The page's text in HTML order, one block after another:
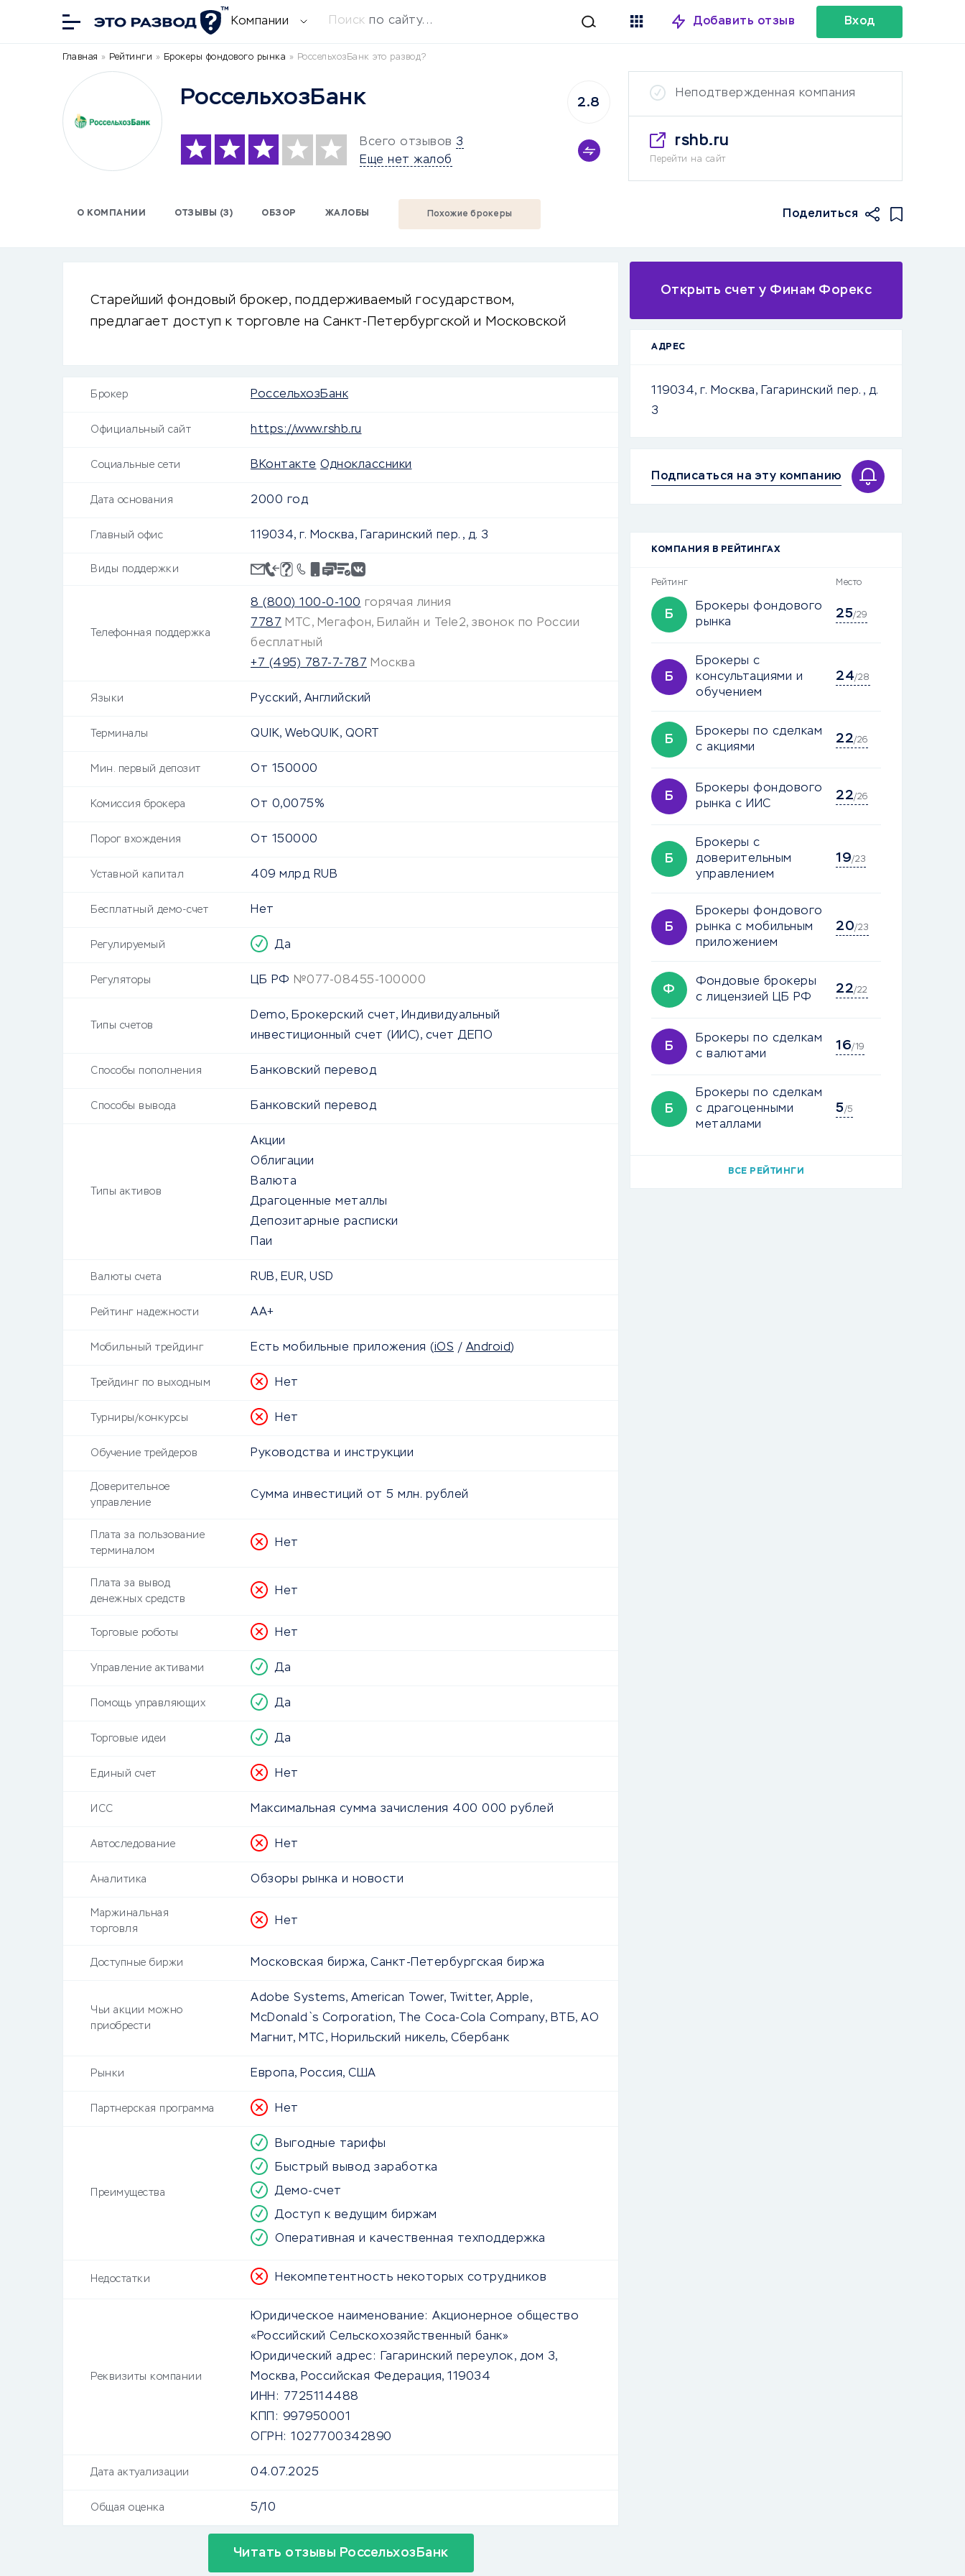
Компании Поиск по сайту... Добавить отзыв Вход
Главная » Рейтинги » Брокеры фондового рынка » РоссельхозБанк это развод?
РоссельхозБанк
Всего отзывов 3
Еще нет жалоб
2.8
Неподтвержденная компания
rshb.ru
Перейти на сайт
О КОМПАНИИ ОТЗЫВЫ (3) ОБЗОР ЖАЛОБЫ Похожие брокеры Поделиться
Старейший фондовый брокер, поддерживаемый государством,
предлагает доступ к торговле на Санкт-Петербургской и Московской
Брокер РоссельхозБанк
Официальный сайт https://www.rshb.ru
Социальные сети ВКонтакте Одноклассники
Дата основания 2000 год
Главный офис 119034, г. Москва, Гагаринский пер., д. 3
Виды поддержки
Телефонная поддержка
8 (800) 100-0-100 горячая линия
7787 МТС, Мегафон, Билайн и Tele2, звонок по России
бесплатный
+7 (495) 787-7-787 Москва
Языки Русский, Английский
Терминалы QUIK, WebQUIK, QORT
Мин. первый депозит От 150000
Комиссия брокера От 0,0075%
Порог вхождения От 150000
Уставной капитал 409 млрд RUB
Бесплатный демо-счет Нет
Регулируемый Да
Регуляторы ЦБ РФ №077-08455-100000
Типы счетов
Demo, Брокерский счет, Индивидуальный
инвестиционный счет (ИИС), счет ДЕПО
Способы пополнения Банковский перевод
Способы вывода Банковский перевод
Типы активов
Акции
Облигации
Валюта
Драгоценные металлы
Депозитарные расписки
Паи
Валюты счета RUB, EUR, USD
Рейтинг надежности AA+
Мобильный трейдинг Есть мобильные приложения (iOS / Android)
Трейдинг по выходным Нет
Турниры/конкурсы Нет
Обучение трейдеров Руководства и инструкции
Доверительное
управление
Сумма инвестиций от 5 млн. рублей
Плата за пользование
терминалом
Нет
Плата за вывод
денежных средств
Нет
Торговые роботы Нет
Управление активами Да
Помощь управляющих Да
Торговые идеи Да
Единый счет Нет
ИСС Максимальная сумма зачисления 400 000 рублей
Автоследование Нет
Аналитика Обзоры рынка и новости
Маржинальная
торговля
Нет
Доступные биржи Московская биржа, Санкт-Петербургская биржа
Чьи акции можно
приобрести
Adobe Systems, American Tower, Twitter, Apple,
McDonald`s Corporation, The Coca-Cola Company, ВТБ, АО
Магнит, МТС, Норильский никель, Сбербанк
Рынки Европа, Россия, США
Партнерская программа Нет
Преимущества
Выгодные тарифы
Быстрый вывод заработка
Демо-счет
Доступ к ведущим биржам
Оперативная и качественная техподдержка
Недостатки Некомпетентность некоторых сотрудников
Реквизиты компании
Юридическое наименование: Акционерное общество
«Российский Сельскохозяйственный банк»
Юридический адрес:
Гагаринский переулок, дом 3,
Москва, Российская Федерация, 119034
ИНН:
7725114488
КПП: 997950001
ОГРН: 1027700342890
Дата актуализации 04.07.2025
Общая оценка 5/10
Читать отзывы РоссельхозБанк
Открыть счет у Финам Форекс
АДРЕС
119034, г. Москва, Гагаринский пер., д.
3
Подписаться на эту компанию
КОМПАНИЯ В РЕЙТИНГАХ
Рейтинг Место
Б
Брокеры фондового
рынка
25/29
Б
Брокеры с
консультациями и
обучением
24/28
Б
Брокеры по сделкам
с акциями
22/26
Б
Брокеры фондового
рынка с ИИС
22/26
Б
Брокеры с
доверительным
управлением
19/23
Б
Брокеры фондового
рынка с мобильным
приложением
20/23
Ф
Фондовые брокеры
с лицензией ЦБ РФ
22/22
Б
Брокеры по сделкам
с валютами
16/19
Б
Брокеры по сделкам
с драгоценными
металлами
5/5
ВСЕ РЕЙТИНГИ